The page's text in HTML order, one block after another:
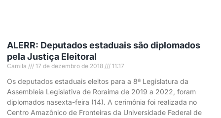
ALERR: Deputados estaduais são diplomados
pela Justiça Eleitoral
Camila 17 de dezembro de 2018 11:17
Os deputados estaduais eleitos para a 8ª Legislatura da
Assembleia Legislativa de Roraima de 2019 a 2022, foram
diplomados nasexta-feira (14). A cerimônia foi realizada no
Centro Amazônico de Fronteiras da Universidade Federal de